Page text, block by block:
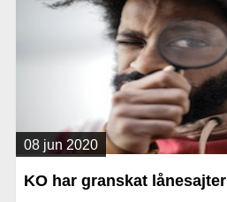
08 jun 2020
KO har granskat lånesajter